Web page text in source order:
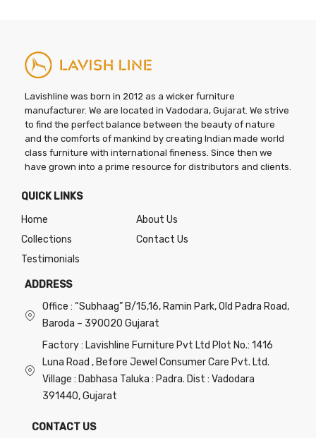
Lavishline was born in 2012 as a wicker furniture
manufacturer. We are located in Vadodara, Gujarat. We strive
to find the perfect balance between the beauty of nature
and the comforts of mankind by creating Indian made world
class furniture with international fineness. Since then we
have grown into a prime resource for distributors and clients.
QUICK LINKS
Home
About Us
Collections
Contact Us
Testimonials
ADDRESS
Office : “Subhaag” B/15,16, Ramin Park, Old Padra Road,
Baroda – 390020 Gujarat
Factory : Lavishline Furniture Pvt Ltd Plot No.: 1416
Luna Road , Before Jewel Consumer Care Pvt. Ltd.
Village : Dabhasa Taluka : Padra. Dist : Vadodara
391440, Gujarat
CONTACT US